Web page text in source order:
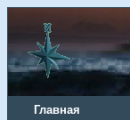
Главная